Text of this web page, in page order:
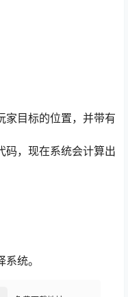
家目标的位置，并带有
码，现在系统会计算出
统。